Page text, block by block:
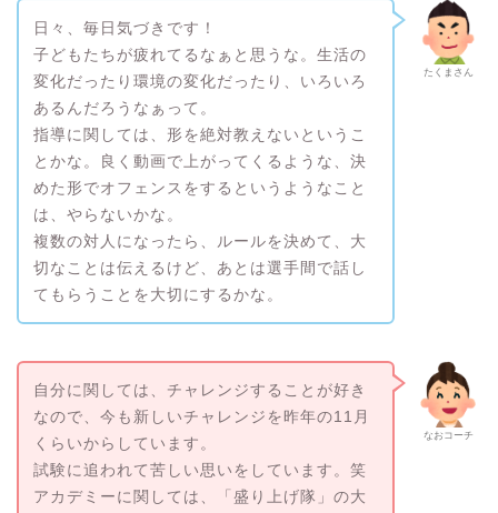
たくまさん
日々、毎日気づきです！
子どもたちが疲れてるなぁと思うな。生活の
変化だったり環境の変化だったり、いろいろ
あるんだろうなぁって。
指導に関しては、形を絶対教えないというこ
とかな。良く動画で上がってくるような、決
めた形でオフェンスをするというようなこと
は、やらないかな。
複数の対人になったら、ルールを決めて、大
切なことは伝えるけど、あとは選手間で話し
てもらうことを大切にするかな。
なおコーチ
自分に関しては、チャレンジすることが好き
なので、今も新しいチャレンジを昨年の11月
くらいからしています。
試験に追われて苦しい思いをしています。笑
アカデミーに関しては、「盛り上げ隊」の大